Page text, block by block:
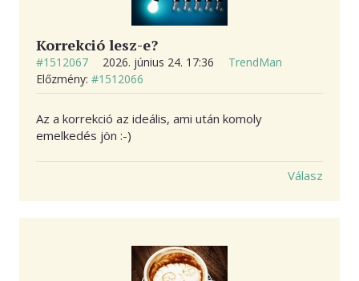
Korrekció lesz-e?
#1512067 2026. június 24. 17:36
TrendMan
Előzmény: #1512066
Az a korrekció az ideális, ami után komoly
emelkedés jön :-)
Válasz